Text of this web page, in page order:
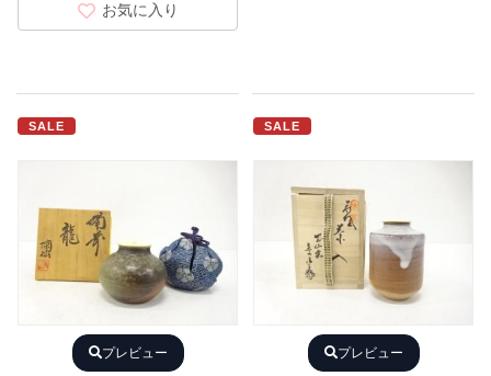
お気に入り
SALE
プレビュー
SALE
プレビュー